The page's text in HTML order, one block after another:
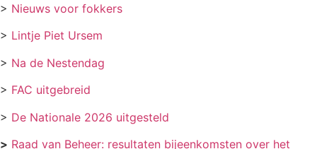
> Nieuws voor fokkers
> Lintje Piet Ursem
> Na de Nestendag
> FAC uitgebreid
> De Nationale 2026 uitgesteld
> Raad van Beheer: resultaten bijeenkomsten over het